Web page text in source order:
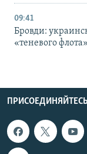
09:41
Бровди:
«теневого